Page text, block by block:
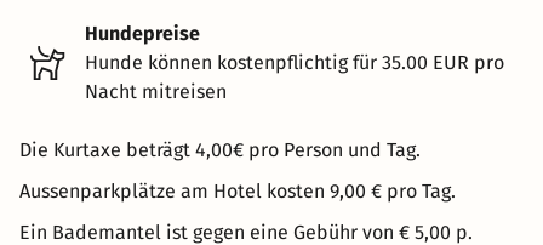
Hundepreise
Hunde können kostenpflichtig für 35.00 EUR pro
Nacht mitreisen
Die Kurtaxe beträgt 4,00€ pro Person und Tag.
Aussenparkplätze am Hotel kosten 9,00 € pro Tag.
Ein Bademantel ist gegen eine Gebühr von € 5,00 p.